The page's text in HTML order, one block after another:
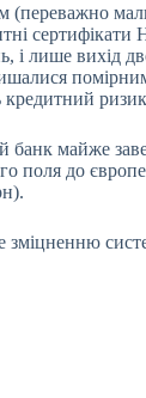
(переважно
і лише вихід
банк майже
до